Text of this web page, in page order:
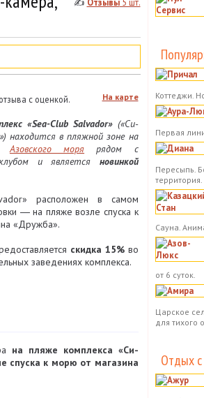
✍ Отзывы5 шт.
На карте
с оценкой.
«Sea-Club Salvador»(«Си-
находится в пляжной зоне на
Азовского моря рядом с
и является новинкой
расположен в самом
― на пляже возле спуска к
«Дружба».
скидка 15%во
заведениях комплекса.
на пляже комплекса «Си-
спуска к морю от магазина
Коттеджи.
Первая
Пересыпь.
территория.
Сауна.
от 6 суток.
Царское
для тихого
Отдых